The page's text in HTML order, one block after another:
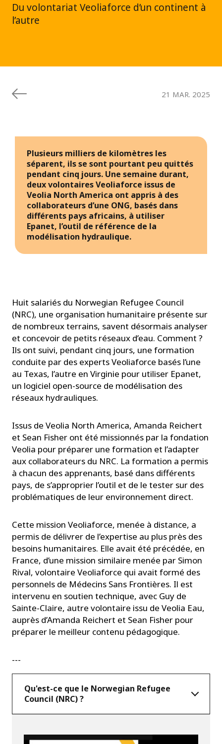
Du volontariat Veoliaforce d’un continent à
l’autre
21 MAR. 2025
Plusieurs milliers de kilomètres les
séparent, ils se sont pourtant peu quittés
pendant cinq jours. Une semaine durant,
deux volontaires Veoliaforce issus de
Veolia North America ont appris à des
collaborateurs d’une ONG, basés dans
différents pays africains, à utiliser
Epanet, l’outil de référence de la
modélisation hydraulique.
Huit salariés du Norwegian Refugee Council
(NRC), une organisation humanitaire présente sur
de nombreux terrains, savent désormais analyser
et concevoir de petits réseaux d’eau. Comment ?
Ils ont suivi, pendant cinq jours, une formation
conduite par des experts Veoliaforce basés l’une
au Texas, l’autre en Virginie pour utiliser Epanet,
un logiciel open-source de modélisation des
réseaux hydrauliques.
Issus de Veolia North America, Amanda Reichert
et Sean Fisher ont été missionnés par la fondation
Veolia pour préparer une formation et l’adapter
aux collaborateurs du NRC. La formation a permis
à chacun des apprenants, basé dans différents
pays, de s’approprier l’outil et de le tester sur des
problématiques de leur environnement direct.
Cette mission Veoliaforce, menée à distance, a
permis de délivrer de l’expertise au plus près des
besoins humanitaires. Elle avait été précédée, en
France, d’une mission similaire menée par Simon
Rival, volontaire Veoliaforce qui avait formé des
personnels de Médecins Sans Frontières. Il est
intervenu en soutien technique, avec Guy de
Sainte-Claire, autre volontaire issu de Veolia Eau,
auprès d’Amanda Reichert et Sean Fisher pour
préparer le meilleur contenu pédagogique.
---
Qu'est-ce que le Norwegian Refugee
Council (NRC) ?